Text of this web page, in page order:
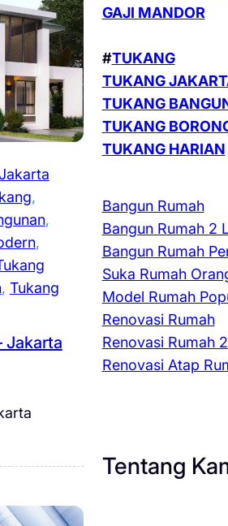
, Tukang
Jakarta
GAJI MANDOR
#TUKANG
TUKANG
TUKANG
TUKANG
TUKANG HARIAN
Bangun Rumah
Bangun Rumah 2
Bangun Rumah
Suka Rumah
Model Rumah
Renovasi Rumah
Renovasi Rumah
Renovasi Atap
Tentang